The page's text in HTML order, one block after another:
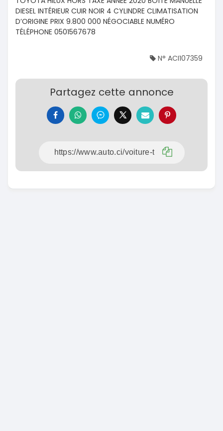
DIESEL INTÉRIEUR CUIR NOIR 4 CYLINDRE CLIMATISATION
D’ORIGINE PRIX 9.800 000 NÉGOCIABLE NUMÉRO
TÉLÉPHONE 0501567678
N° ACI107359
Partagez cette annonce